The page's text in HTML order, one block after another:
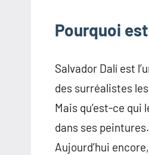
Pourquoi
Salvador Dalí est
des surréalistes
Mais qu’est-ce qui
dans ses
Aujourd’hui